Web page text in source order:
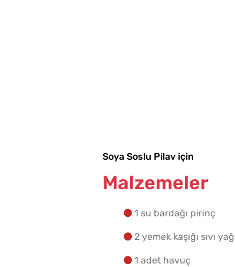
Soya Soslu Pilav için
Malzemeler
1 su bardağı pirinç
2 yemek kaşığı sıvı yağ
1 adet havuç